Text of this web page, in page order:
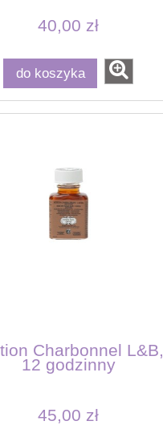
40,00 zł
do koszyka
Charbonnel L&B,
12 godzinny
45,00 zł